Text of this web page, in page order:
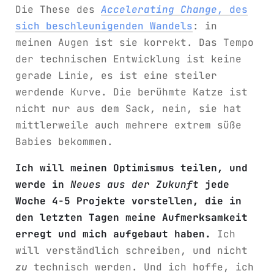
Die These des Accelerating Change, des
sich beschleunigenden Wandels: in
meinen Augen ist sie korrekt. Das Tempo
der technischen Entwicklung ist keine
gerade Linie, es ist eine steiler
werdende Kurve. Die berühmte Katze ist
nicht nur aus dem Sack, nein, sie hat
mittlerweile auch mehrere extrem süße
Babies bekommen.
Ich will meinen Optimismus teilen, und
werde in Neues aus der Zukunft jede
Woche 4-5 Projekte vorstellen, die in
den letzten Tagen meine Aufmerksamkeit
erregt und mich aufgebaut haben.
Ich
will verständlich schreiben, und nicht
zu technisch werden. Und ich hoffe, ich